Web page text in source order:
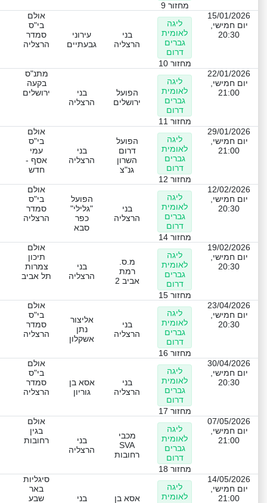
מחזור 9
15/01/2026
יום חמישי,
20:30
ליגה
לאומית
גברים
דרום
מחזור 10
בני
הרצליה
עירוני
גבעתיים
אולם
בי"ס
סמדר
הרצליה
22/01/2026
יום חמישי,
21:00
ליגה
לאומית
גברים
דרום
מחזור 11
הפועל
ירושלים
בני
הרצליה
מתנ"ס
בקעה
ירושלים
29/01/2026
יום חמישי,
21:00
ליגה
לאומית
גברים
דרום
מחזור 12
הפועל
דרום
השרון
גנ"צ
בני
הרצליה
אולם
בי"ס
עמי
אסף -
חדש
12/02/2026
יום חמישי,
20:30
ליגה
לאומית
גברים
דרום
מחזור 14
בני
הרצליה
הפועל
"גלילי"
כפר
סבא
אולם
בי"ס
סמדר
הרצליה
19/02/2026
יום חמישי,
20:30
ליגה
לאומית
גברים
דרום
מחזור 15
מ.ס.
רמת
אביב 2
בני
הרצליה
אולם
תיכון
צמרות
תל אביב
23/04/2026
יום חמישי,
20:30
ליגה
לאומית
גברים
דרום
מחזור 16
בני
הרצליה
אליצור
נתן
אשקלון
אולם
בי"ס
סמדר
הרצליה
30/04/2026
יום חמישי,
20:30
ליגה
לאומית
גברים
דרום
מחזור 17
בני
הרצליה
אסא בן
גוריון
אולם
בי"ס
סמדר
הרצליה
07/05/2026
יום חמישי,
21:00
ליגה
לאומית
גברים
דרום
מחזור 18
מכבי
SVA
רחובות
בני
הרצליה
אולם
בגין
רחובות
14/05/2026
יום חמישי,
21:00
ליגה
לאומית
אסא בן
בני
סיגליות
באר
שבע